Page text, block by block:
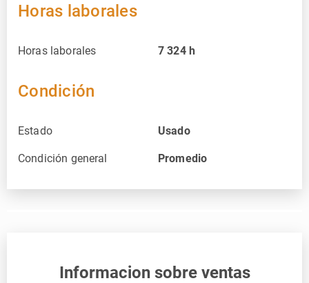
Horas laborales
Horas laborales 7 324 h
Condición
Estado Usado
Condición general Promedio
Informacion sobre ventas